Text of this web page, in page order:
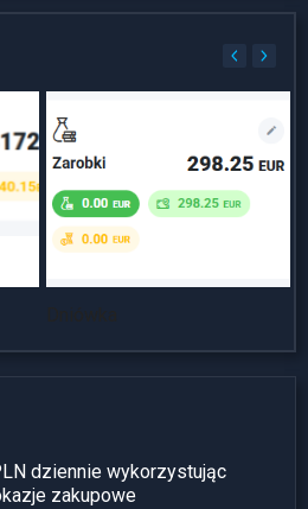
dziennie wykorzystując
zakupowe